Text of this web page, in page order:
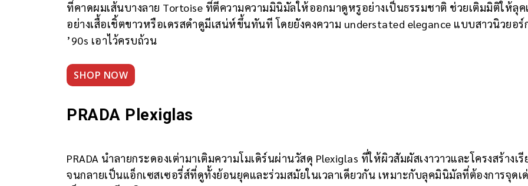
ที่คาดผมเส้นบางลาย Tortoise ที่ตีความความมินิมัลให้ออกมาดูหรูอย่างเป็นธรรมชาติ ช่วยเติมมิติให้ลุค
อย่างเสื้อเชิ้ตขาวหรือเดรสดำดูมีเสน่ห์ขึ้นทันที โดยยังคงความ understated elegance แบบสาวนิวยอร์
’90s เอาไว้ครบถ้วน
SHOP NOW
PRADA Plexiglas
PRADA นำลายกระดองเต่ามาเติมความโมเดิร์นผ่านวัสดุ Plexiglas ที่ให้ผิวสัมผัสเงาวาวและโครงสร้างเ
จนกลายเป็นแอ็กเซสเซอรี่ส์ที่ดูทั้งย้อนยุคและร่วมสมัยในเวลาเดียวกัน เหมาะกับลุคมินิมัลที่ต้องการจุดเ